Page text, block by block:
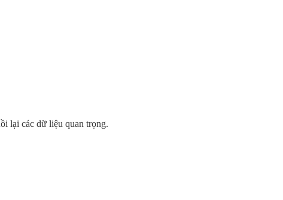
lại các dữ liệu quan trọng.